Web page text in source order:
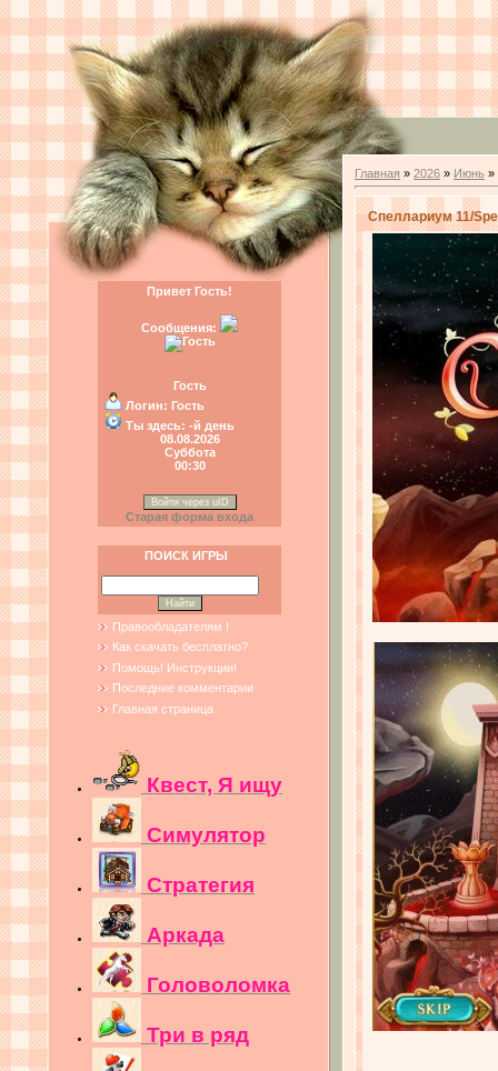
Привет Гость!
Сообщения:
Гость
Логин: Гость
Ты здесь: -й день
08.08.2026
Суббота
00:30
Войти через uID
Старая форма входа
ПОИСК ИГРЫ
Правообладателям !
Как скачать бесплатно?
Помощь! Инструкции!
Последние комментарии
Главная страница
Квест, Я ищу
Симулятор
Стратегия
Аркада
Головоломка
Три в ряд
Главная » 2026 » Июнь »
Спеллариум 11/